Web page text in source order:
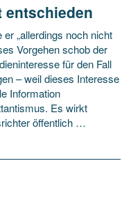
entschieden
„allerdings noch nicht
Vorgehen schob der
für den Fall
– weil dieses Interesse
Information
Es wirkt
öffentlich …